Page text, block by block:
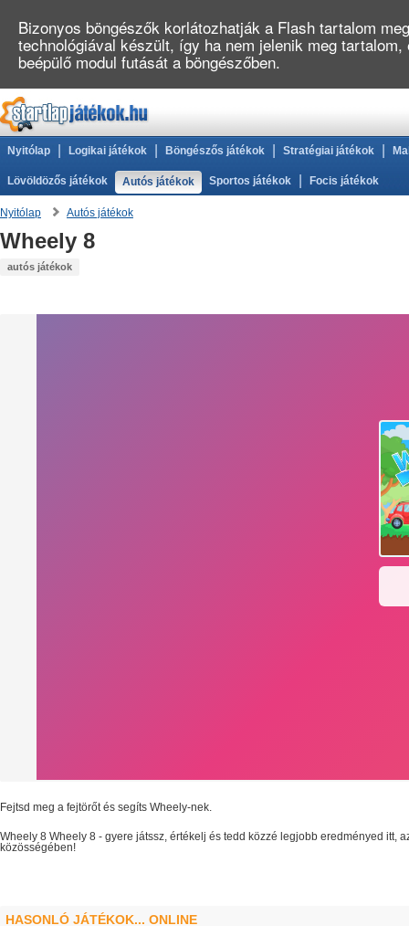
Nyitólap Logikai játékok Böngészős játékok Stratégiai játékok
Lövöldözős játékok Autós játékok Sportos játékok Focis játékok
Nyitólap Autós játékok
Wheely 8
autós játékok
Fejtsd meg a fejtörőt és segíts Wheely-nek.
Wheely 8 - gyere játssz, értékelj és tedd közzé legjobb eredményed itt,
Wheely 8
közösségében!
HASONLÓ JÁTÉKOK... ONLINE
Bizonyos böngészők korlátozhatják a Flash tartalom
technológiával készült, így ha nem jelenik meg
beépülő modul futását a böngészőben.